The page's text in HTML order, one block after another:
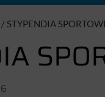
/ STYPENDIA